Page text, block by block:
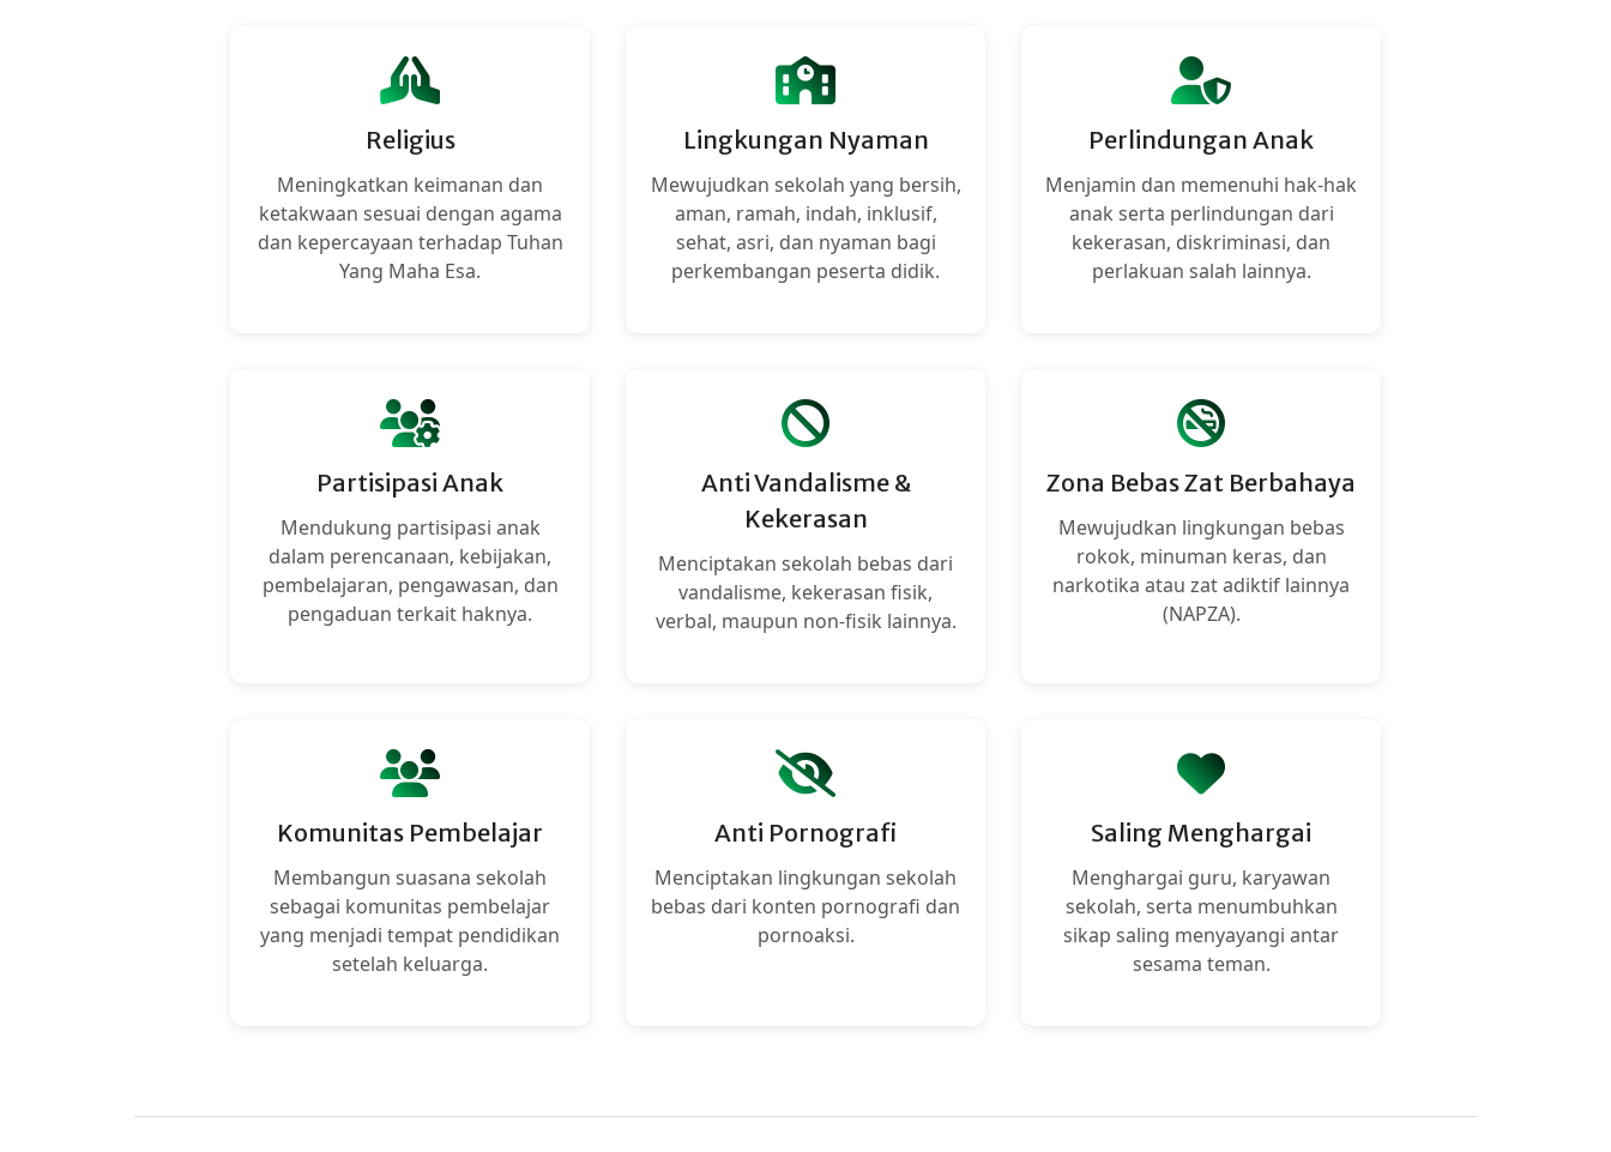
Religius
Meningkatkan keimanan dan
ketakwaan sesuai dengan agama
dan kepercayaan terhadap Tuhan
Yang Maha Esa.
Lingkungan Nyaman
Mewujudkan sekolah yang bersih,
aman, ramah, indah, inklusif,
sehat, asri, dan nyaman bagi
perkembangan peserta didik.
Perlindungan Anak
Menjamin dan memenuhi hak-hak
anak serta perlindungan dari
kekerasan, diskriminasi, dan
perlakuan salah lainnya.
Partisipasi Anak
Mendukung partisipasi anak
dalam perencanaan, kebijakan,
pembelajaran, pengawasan, dan
pengaduan terkait haknya.
Anti Vandalisme &
Kekerasan
Menciptakan sekolah bebas dari
vandalisme, kekerasan fisik,
verbal, maupun non-fisik lainnya.
Zona Bebas Zat Berbahaya
Mewujudkan lingkungan bebas
rokok, minuman keras, dan
narkotika atau zat adiktif lainnya
(NAPZA).
Komunitas Pembelajar
Membangun suasana sekolah
sebagai komunitas pembelajar
yang menjadi tempat pendidikan
setelah keluarga.
Anti Pornografi
Menciptakan lingkungan sekolah
bebas dari konten pornografi dan
pornoaksi.
Saling Menghargai
Menghargai guru, karyawan
sekolah, serta menumbuhkan
sikap saling menyayangi antar
sesama teman.